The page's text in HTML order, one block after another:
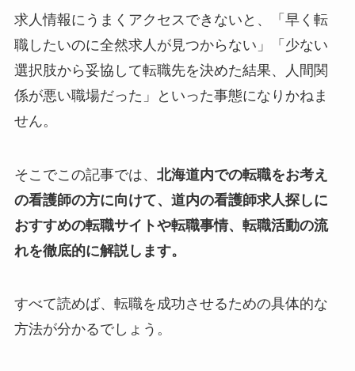
求人情報にうまくアクセスできないと、「早く転
職したいのに全然求人が見つからない」「少ない
選択肢から妥協して転職先を決めた結果、人間関
係が悪い職場だった」といった事態になりかねま
せん。
そこでこの記事では、 北海道内での転職をお考え
の看護師の方に向けて、道内の看護師求人探しに
おすすめの転職サイトや転職事情、転職活動の流
れを徹底的に解説します。
すべて読めば、転職を成功させるための具体的な
方法が分かるでしょう。